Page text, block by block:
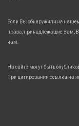
Если Вы обнаружили на
права, принадлежащие Вам,
нам.
На сайте могут быть
При цитировании ссылка на